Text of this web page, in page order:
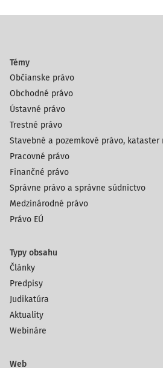
Témy
Občianske právo
Obchodné právo
Ústavné právo
Trestné právo
Stavebné a pozemkové právo,
Pracovné právo
Finančné právo
Správne právo a správne súdnictvo
Medzinárodné právo
Právo EÚ
Typy obsahu
Články
Predpisy
Judikatúra
Aktuality
Webináre
Web